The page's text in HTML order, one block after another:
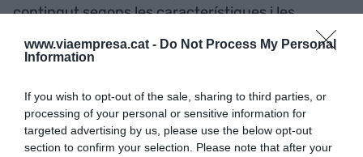
www.viaempresa.cat - Do Not Process My Personal
Information
If you wish to opt-out of the sale, sharing to third parties, or
processing of your personal or sensitive information for
targeted advertising by us, please use the below opt-out
section to confirm your selection. Please note that after your
contingut segons les característiques i les
possibilitats d'interacció de cada mitjà i amb les
aportacions dels usuaris, de tal manera que
suma de tots aquests continguts.
Si teniu curiositat a conèixer amb més detall els